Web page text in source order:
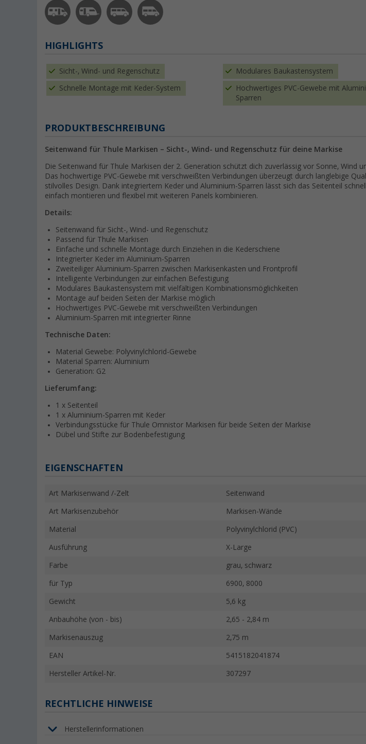
HIGHLIGHTS
Sicht-, Wind- und Regenschutz Modulares Baukastensystem
Schnelle Montage mit Keder-System
Hochwertiges PVC-Gewebe mit
Sparren
PRODUKTBESCHREIBUNG
Seitenwand für Thule Markisen – Sicht-, Wind- und Regenschutz für deine Markise
Die Seitenwand für Thule Markisen der 2. Generation schützt dich zuverlässig vor Sonne, Wind
Das hochwertige PVC-Gewebe mit verschweißten Verbindungen überzeugt durch langlebige
stilvolles Design. Dank integriertem Keder und Aluminium-Sparren lässt sich das Seitenteil
einfach montieren und flexibel mit weiteren Panels kombinieren.
Details:
Seitenwand für Sicht-, Wind- und Regenschutz
Passend für Thule Markisen
Einfache und schnelle Montage durch Einziehen in die Kederschiene
Integrierter Keder im Aluminium-Sparren
Zweiteiliger Aluminium-Sparren zwischen Markisenkasten und Frontprofil
Intelligente Verbindungen zur einfachen Befestigung
Modulares Baukastensystem mit vielfältigen Kombinationsmöglichkeiten
Montage auf beiden Seiten der Markise möglich
Hochwertiges PVC-Gewebe mit verschweißten Verbindungen
Aluminium-Sparren mit integrierter Rinne
Technische Daten:
Material Gewebe: Polyvinylchlorid-Gewebe
Material Sparren: Aluminium
Generation: G2
Lieferumfang:
1 x Seitenteil
1 x Aluminium-Sparren mit Keder
Verbindungsstücke für Thule Omnistor Markisen für beide Seiten der Markise
Dübel und Stifte zur Bodenbefestigung
EIGENSCHAFTEN
Art Markisenwand /-Zelt Seitenwand
Art Markisenzubehör Markisen-Wände
Material Polyvinylchlorid (PVC)
Ausführung X-Large
Farbe grau, schwarz
für Typ 6900, 8000
Gewicht 5,6 kg
Anbauhöhe (von - bis) 2,65 - 2,84 m
Markisenauszug 2,75 m
EAN 5415182041874
Hersteller Artikel-Nr. 307297
RECHTLICHE HINWEISE
Herstellerinformationen